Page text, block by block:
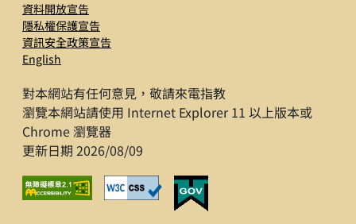
資料開放宣告
隱私權保護宣告
資訊安全政策宣告
English
對本網站有任何意見，敬請來電指教
瀏覽本網站請使用 Internet Explorer 11 以上版本或
Chrome 瀏覽器
更新日期 2026/08/09